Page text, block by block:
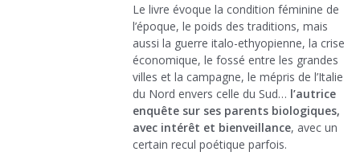
Le livre évoque la condition féminine de
l’époque, le poids des traditions, mais
aussi la guerre italo-ethyopienne, la crise
économique, le fossé entre les grandes
villes et la campagne, le mépris de l’Italie
du Nord envers celle du Sud… l’autrice
enquête sur ses parents biologiques,
avec intérêt et bienveillance, avec un
certain recul poétique parfois.